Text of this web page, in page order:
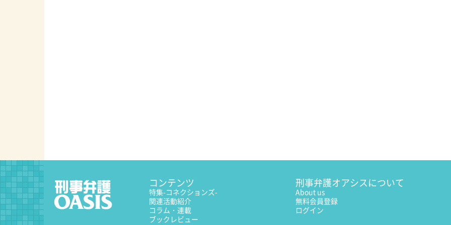
コンテンツ
特集-コネクションズ-
関連活動紹介
コラム・連載
ブックレビュー
刑事弁護オアシスについて
About us
無料会員登録
ログイン